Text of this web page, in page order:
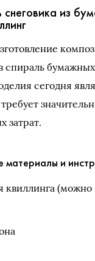
снеговика из
спираль
сегодня
затрат.
материалы и
квиллинга (можно